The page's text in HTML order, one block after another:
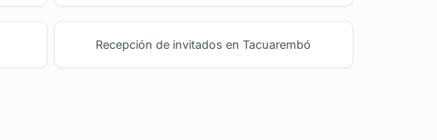
Recepción de invitados en Tacuarembó